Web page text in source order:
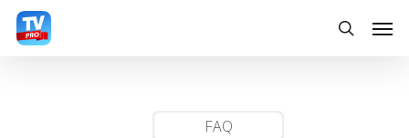
Skip
search
FAQ